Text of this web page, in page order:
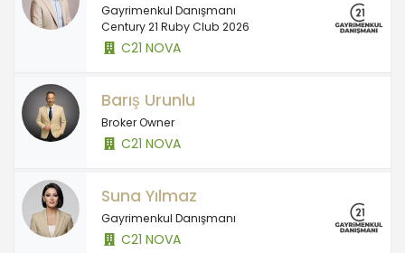
Gayrimenkul Danışmanı
Century 21 Ruby Club 2026
C21 NOVA
Barış Urunlu
Broker Owner
C21 NOVA
Suna Yılmaz
Gayrimenkul Danışmanı
C21 NOVA